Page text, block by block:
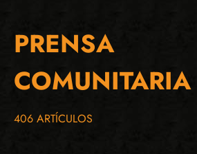
PRENSA
COMUNITARIA
406 ARTÍCULOS